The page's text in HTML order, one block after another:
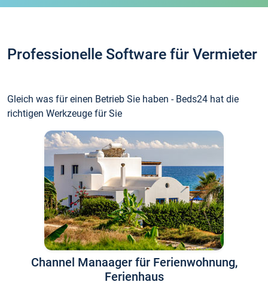
Professionelle Software für Vermieter
Gleich was für einen Betrieb Sie haben - Beds24 hat die
richtigen Werkzeuge für Sie
Channel Manaager für Ferienwohnung,
Ferienhaus